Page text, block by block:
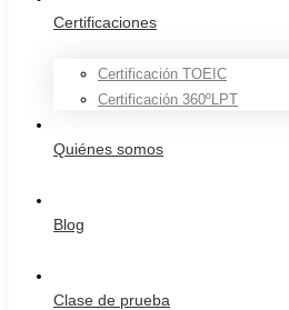
Certificaciones
Certificación TOEIC
Certificación 360ºLPT
Quiénes somos
Blog
Clase de prueba